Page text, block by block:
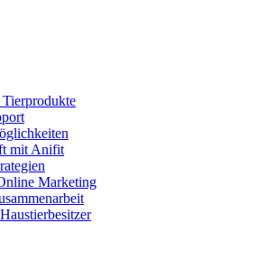
mit Anifit
Marketing